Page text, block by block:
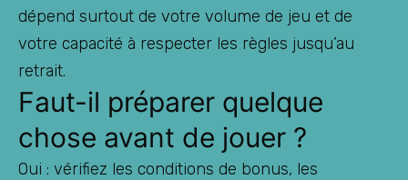
dépend surtout de votre volume de jeu et de
votre capacité à respecter les règles jusqu’au
retrait.
Faut-il préparer quelque
chose avant de jouer ?
Oui : vérifiez les conditions de bonus, les